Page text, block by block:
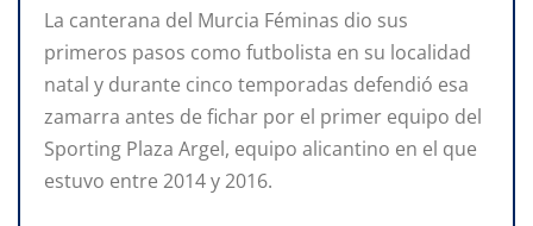
La canterana del Murcia Féminas dio sus
primeros pasos como futbolista en su localidad
natal y durante cinco temporadas defendió esa
zamarra antes de fichar por el primer equipo del
Sporting Plaza Argel, equipo alicantino en el que
estuvo entre 2014 y 2016.